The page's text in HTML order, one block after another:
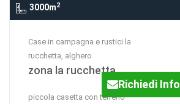
3000m2
Case in campagna e rustici la
rucchetta, alghero
zona la rucchetta
piccola casetta con terreno
Richiedi Info